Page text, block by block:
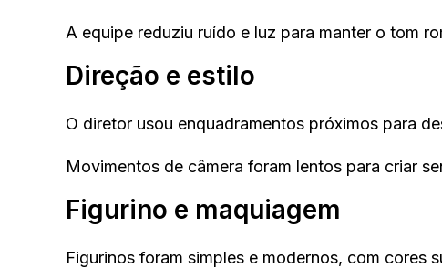
A equipe reduziu ruído e luz para manter o tom
Direção e estilo
O diretor usou enquadramentos próximos para
Movimentos de câmera foram lentos para criar
Figurino e maquiagem
Figurinos foram simples e modernos, com cores